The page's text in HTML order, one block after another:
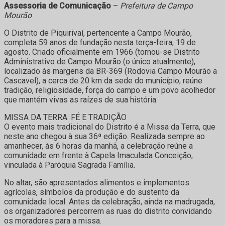
Assessoria de Comunicação – Prefeitura de Campo
Mourão
O Distrito de Piquirivaí, pertencente a Campo Mourão,
completa 59 anos de fundação nesta terça-feira, 19 de
agosto. Criado oficialmente em 1966 (tornou-se Distrito
Administrativo de Campo Mourão (o único atualmente),
localizado às margens da BR-369 (Rodovia Campo Mourão a
Cascavel), a cerca de 20 km da sede do município, reúne
tradição, religiosidade, força do campo e um povo acolhedor
que mantém vivas as raízes de sua história.
MISSA DA TERRA: FÉ E TRADIÇÃO
O evento mais tradicional do Distrito é a Missa da Terra, que
neste ano chegou à sua 36ª edição. Realizada sempre ao
amanhecer, às 6 horas da manhã, a celebração reúne a
comunidade em frente à Capela Imaculada Conceição,
vinculada à Paróquia Sagrada Família.
No altar, são apresentados alimentos e implementos
agrícolas, símbolos da produção e do sustento da
comunidade local. Antes da celebração, ainda na madrugada,
os organizadores percorrem as ruas do distrito convidando
os moradores para a missa.